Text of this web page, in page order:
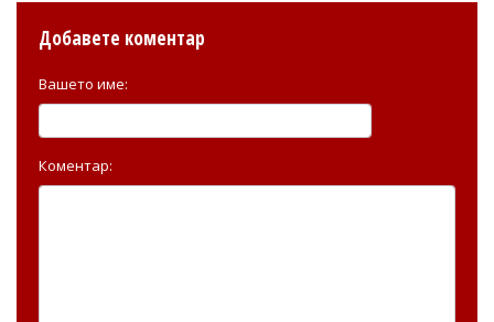
Добавете коментар
Вашето име:
Коментар: